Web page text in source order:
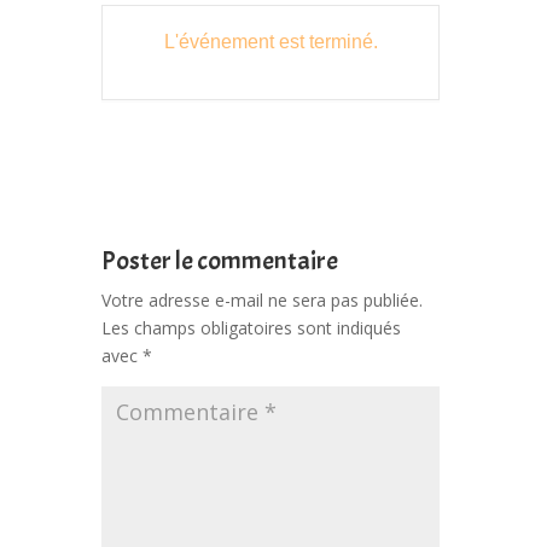
L'événement est terminé.
Poster le commentaire
Votre adresse e-mail ne sera pas publiée.
Les champs obligatoires sont indiqués
avec *